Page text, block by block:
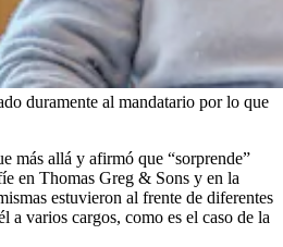
duramente al mandatario por lo que
más allá y afirmó que “sorprende”
en Thomas Greg & Sons y en la
estuvieron al frente de diferentes
a varios cargos, como es el caso de la